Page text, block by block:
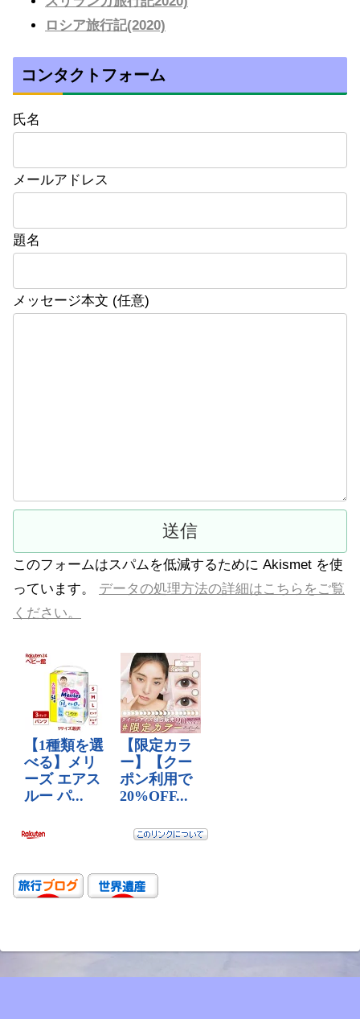
ロシア旅行記(2020)
コンタクトフォーム
氏名
メールアドレス
題名
メッセージ本文 (任意)
このフォームはスパムを低減するために Akismet を使
っています。 データの処理方法の詳細はこちらをご覧
ください。